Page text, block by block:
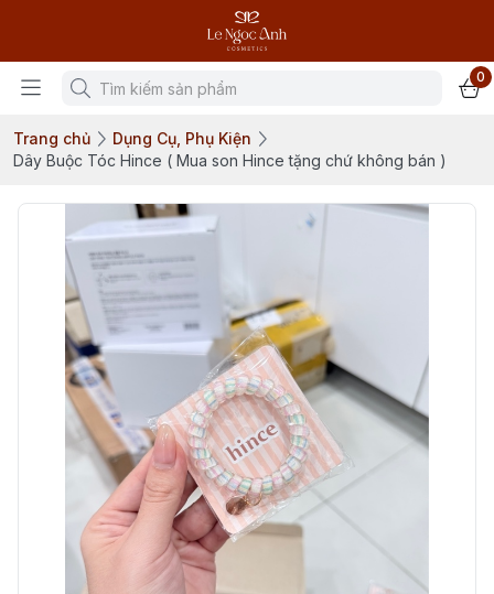
0
Trang chủ
Dụng Cụ, Phụ Kiện
Dây Buộc Tóc Hince ( Mua son Hince tặng chứ không bán )